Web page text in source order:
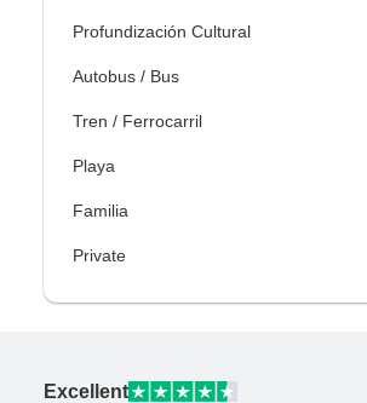
Profundización Cultural
Autobus / Bus
Tren / Ferrocarril
Playa
Familia
Private
Excellent